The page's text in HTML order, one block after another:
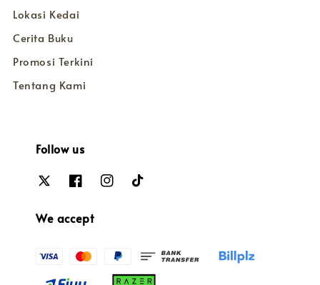
Lokasi Kedai
Cerita Buku
Promosi Terkini
Tentang Kami
Follow us
We accept